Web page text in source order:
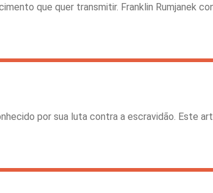
que quer transmitir. Franklin Rumjanek
por sua luta contra a escravidão. Este